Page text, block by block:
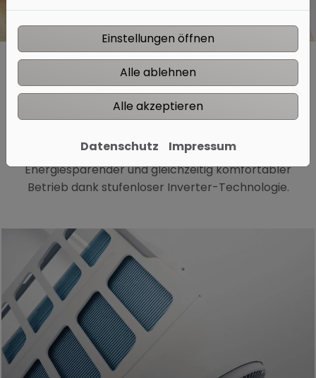
INVERTER-TECHNOLOGIE.
Energiesparender und gleichzeitig komfortabler
Betrieb dank stufenloser Inverter-Technologie.
Einstellungen öffnen
Alle ablehnen
Alle akzeptieren
Datenschutz Impressum